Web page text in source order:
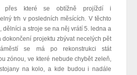
přes které se obtížně projíždí i
trh v posledních měsících. V těchto
dělníci a stroje se na něj vrátí 5. ledna a
projektu zbývat necelých pět
se má po rekonstrukci stát
zónou, ve které nebude chybět zeleň,
na kolo, a kde budou i nadále